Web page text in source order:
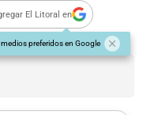
El Litoral en
preferidos en Google